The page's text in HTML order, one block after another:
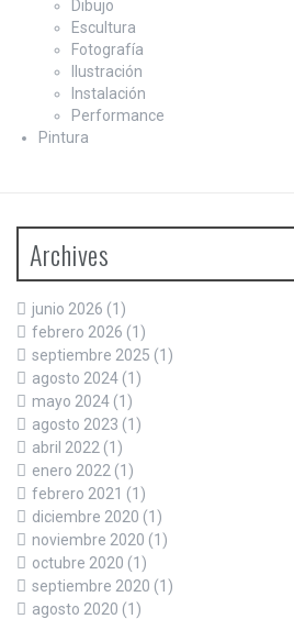
Dibujo
Escultura
Fotografía
Ilustración
Instalación
Performance
Pintura
Archives
junio 2026 (1)
febrero 2026 (1)
septiembre 2025 (1)
agosto 2024 (1)
mayo 2024 (1)
agosto 2023 (1)
abril 2022 (1)
enero 2022 (1)
febrero 2021 (1)
diciembre 2020 (1)
noviembre 2020 (1)
octubre 2020 (1)
septiembre 2020 (1)
agosto 2020 (1)